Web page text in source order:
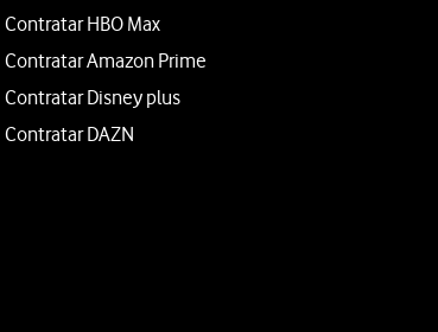
Contratar HBO Max
Contratar Amazon Prime
Contratar Disney plus
Contratar DAZN